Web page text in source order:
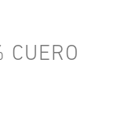
CUERO